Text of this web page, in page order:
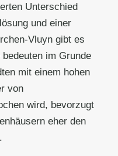
Unterschied
und einer
Vluyn gibt es
im Grunde
mit einem hohen
von
wird, bevorzugt
eher den